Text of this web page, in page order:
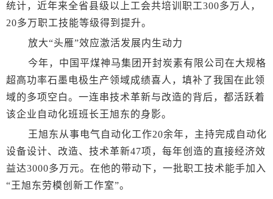
统计，近年来全省县级以上工会共培训职工300多万人，
20多万职工技能等级得到提升。
放大“头雁”效应激活发展内生动力
今年，中国平煤神马集团开封炭素有限公司在大规格
超高功率石墨电极生产领域成绩喜人，填补了我国在此领
域的多项空白。一连串技术革新与改造的背后，都活跃着
该企业自动化班班长王旭东的身影。
王旭东从事电气自动化工作20余年，主持完成自动化
设备设计、改造、技术革新47项，每年创造的直接经济效
益达3000多万元。在他的带动下，一批职工技术能手加入
“王旭东劳模创新工作室”。